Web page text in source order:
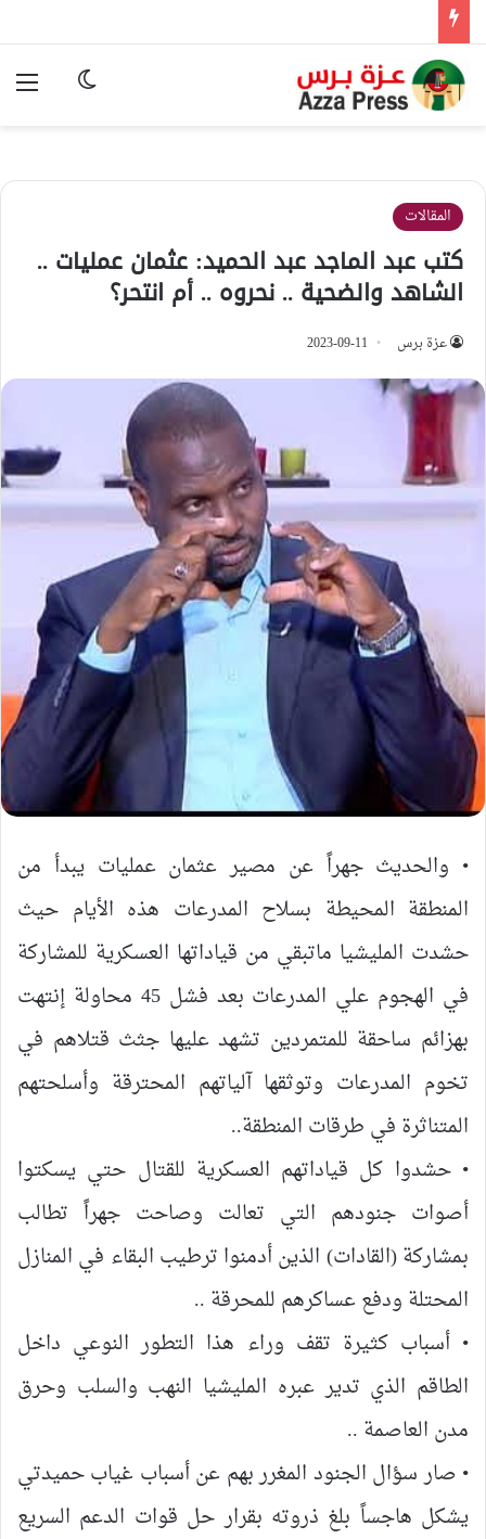
الوضع
المقالات
كتب عبد الماجد عبد الحميد: عثمان عمليات ..
الشاهد والضحية .. نحروه .. أم انتحر؟
عزة برس 2023-09-11
• والحديث جهراً عن مصير عثمان عمليات يبدأ من
المنطقة المحيطة بسلاح المدرعات هذه الأيام حيث
حشدت المليشيا ماتبقي من قياداتها العسكرية للمشاركة
في الهجوم علي المدرعات بعد فشل 45 محاولة إنتهت
بهزائم ساحقة للمتمردين تشهد عليها جثث قتلاهم في
تخوم المدرعات وتوثقها آلياتهم المحترقة وأسلحتهم
المتناثرة في طرقات المنطقة..
• حشدوا كل قياداتهم العسكرية للقتال حتي يسكتوا
أصوات جنودهم التي تعالت وصاحت جهراً تطالب
بمشاركة (القادات) الذين أدمنوا ترطيب البقاء في المنازل
المحتلة ودفع عساكرهم للمحرقة ..
• أسباب كثيرة تقف وراء هذا التطور النوعي داخل
الطاقم الذي تدير عبره المليشيا النهب والسلب وحرق
مدن العاصمة ..
• صار سؤال الجنود المغرر بهم عن أسباب غياب حميدتي
يشكل هاجساً بلغ ذروته بقرار حل قوات الدعم السريع